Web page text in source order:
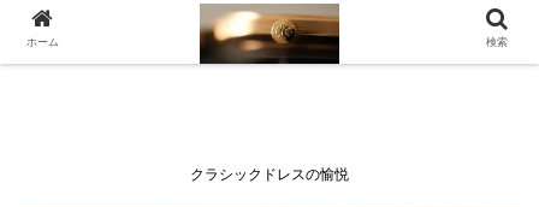
クラシックドレスの愉悦
ホーム 検索